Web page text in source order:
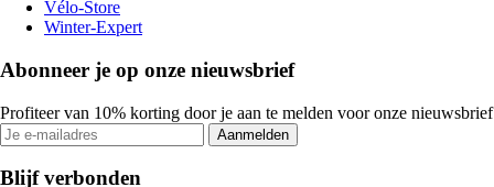
Vélo-Store
Winter-Expert
Abonneer je op onze nieuwsbrief
Profiteer van 10% korting door je aan te melden voor onze nieuwsbrief
Aanmelden
Blijf verbonden